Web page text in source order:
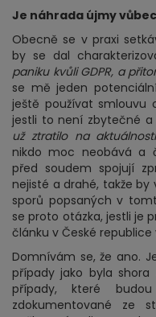
Je náhrada újmy
Obecně se v praxi
by se dal
paniku kvůli GDPR, a
se mě jeden
ještě používat smlouvu
jestli to není zbytečné a
už ztratilo na aktuálnosti
nikdo moc neobává a
před soudem spojují
nejisté a drahé, takže
sporů popsaných v
se proto otázka, jestli je
článku v České
Domnívám se, že ano.
případy jako byla shora
případy, které
zdokumentované ze